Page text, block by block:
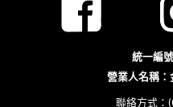
統一編
營業人名稱
聯絡方式